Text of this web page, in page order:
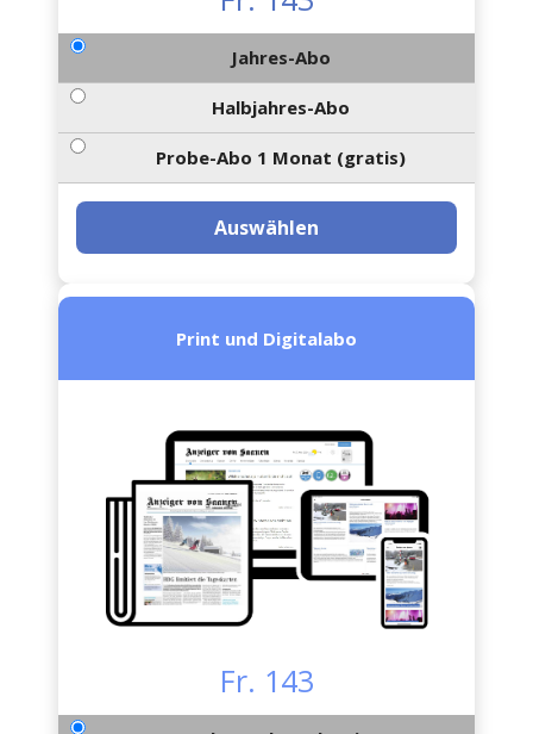
Jahres-Abo
Halbjahres-Abo
Probe-Abo 1 Monat (gratis)
Auswählen
Print und Digitalabo
Fr. 143